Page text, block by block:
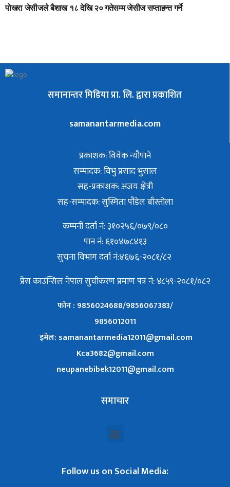
पोखरा जेसीजले बैशाख १८ देखि २० गतेसम्म जेसीज सप्ताहन्त गर्ने
समानान्तर मिडिया प्रा. लि. द्वारा प्रकाशित
samanantarmedia.com
प्रकाशक: विवेक न्याैपाने
सम्पादक: विभु प्रसाद भुसाल
सह-प्रकाशक: अजय क्षेत्री
सह-सम्पादक: सुस्मिता पौडेल बाँस्तोला
कम्पनी दर्ता नं: ३१०२५६/०७९/०८०
पान नं: ६१०४७८४१३
सुचना विभाग दर्ता नं:४६७६-२०८१/८२
प्रेस काउन्सिल नेपाल सुचीकरण प्रमाण पत्र नं: ४८५९-२०८१/०८२
फोन : 9856024688/9856067383/
9856012011
इमेल: samanantarmedia12011@gmail.com
Kca3682@gmail.com
neupanebibek12011@gmail.com
समाचार
Follow us on Social Media: